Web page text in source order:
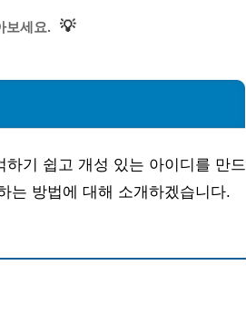
보세요. 💡
기 쉽고 개성 있는 아이디를 만드
는 방법에 대해 소개하겠습니다.